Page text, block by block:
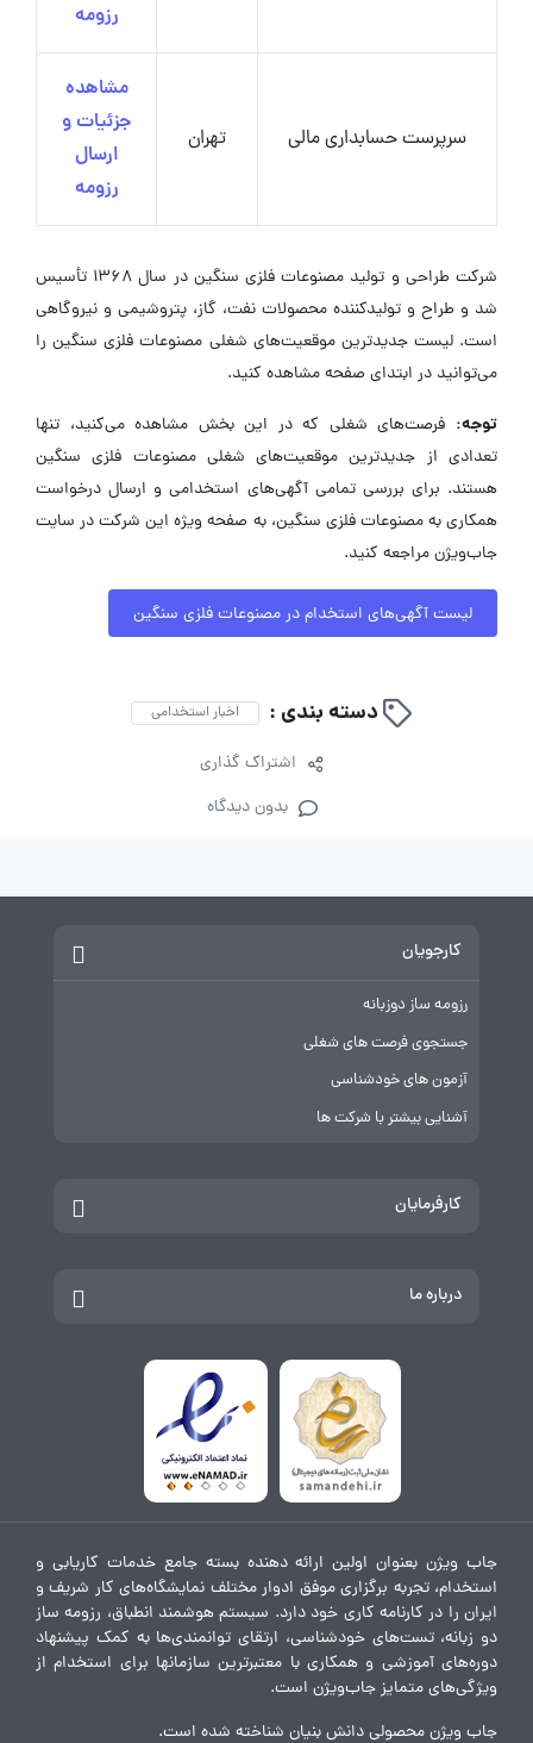
رزومه
سرپرست حسابداری مالی تهران
مشاهده
جزئیات و
ارسال
رزومه
شرکت طراحی و تولید مصنوعات فلزی سنگین در سال ۱۳۶۸ تأسیس
شد و طراح و تولیدکننده محصولات نفت، گاز، پتروشیمی و نیروگاهی
است. لیست جدیدترین موقعیت‌های شغلی مصنوعات فلزی سنگین را
می‌توانید در ابتدای صفحه مشاهده کنید.
توجه: فرصت‌های شغلی که در این بخش مشاهده می‌کنید، تنها
تعدادی از جدیدترین موقعیت‌های شغلی مصنوعات فلزی سنگین
هستند. برای بررسی تمامی آگهی‌های استخدامی و ارسال درخواست
همکاری به مصنوعات فلزی سنگین، به صفحه ویژه این شرکت در سایت
جاب‌ویژن مراجعه کنید.
لیست آگهی‌های استخدام در مصنوعات فلزی سنگین
دسته بندی : اخبار استخدامی
اشتراک گذاری
بدون دیدگاه
کارجویان
رزومه ساز دوزبانه
جستجوی فرصت های شغلی
آزمون های خودشناسی
آشنایی بیشتر با شرکت ها
کارفرمایان
درباره ما
جاب ویژن بعنوان اولین ارائه دهنده بسته جامع خدمات کاریابی و
استخدام، تجربه برگزاری موفق ادوار مختلف نمایشگاه‌های کار شریف و
ایران را در کارنامه کاری خود دارد. سیستم هوشمند انطباق، رزومه ساز
دو زبانه، تست‌های خودشناسی، ارتقای توانمندی‌ها به کمک پیشنهاد
دوره‌های آموزشی و همکاری با معتبرترین سازمانها برای استخدام از
ویژگی‌های متمایز جاب‌ویژن است.
جاب ویژن محصولی دانش بنیان شناخته شده است.